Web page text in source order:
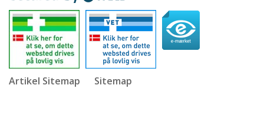
Artikel Sitemap Sitemap